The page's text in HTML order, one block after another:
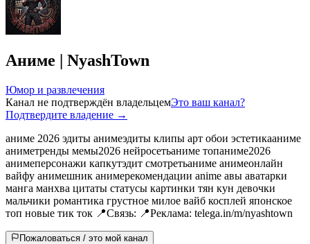
Аниме | NyashTown
Юмор и развлечения
Канал не подтверждён владельцемЭто ваш канал?
Подтвердите владение →
аниме 2026 эдиты анимеэдиты клипы арт обои эстетикааниме
аниметренды мемы2026 нейросетьаниме топаниме2026
анимеперсонажи капкутэдит смотретьаниме анимеонлайн
вайфу анимешник анимерекомендации anime авы аватарки
манга манхва цитаты статусы картинки тян кун девочки
мальчики романтика грустное милое вайб косплей японское
топ новые тик ток 📍Связь: 📍Реклама: telega.in/m/nyashtown
Пожаловаться / это мой канал